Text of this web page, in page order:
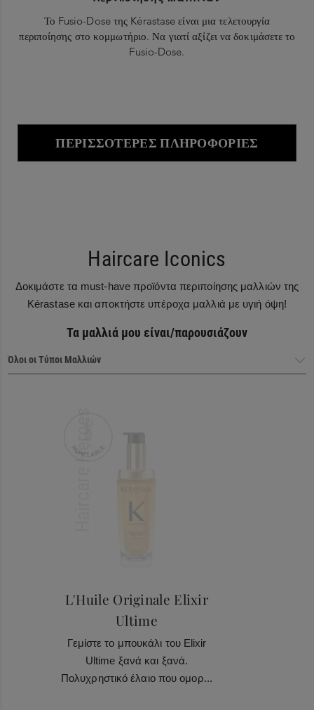
Το Fusio-Dose της Kérastase είναι μια τελετουργία
περιποίησης στο κομμωτήριο. Να γιατί αξίζει να δοκιμάσετε το
Fusio-Dose.
ΠΕΡΙΣΣΌΤΕΡΕΣ ΠΛΗΡΟΦΟΡΊΕΣ
Haircare Iconics
Δοκιμάστε τα must-have προϊόντα περιποίησης μαλλιών της
Kérastase και αποκτήστε υπέροχα μαλλιά με υγιή όψη!
Τα μαλλιά μου είναι/παρουσιάζουν
Haircare Heroes
L'Huile Originale Elixir
Ultime
Γεμίστε το μπουκάλι του Elixir
Ultime ξανά και ξανά.
Πολυχρηστικό έλαιο που ομορ...